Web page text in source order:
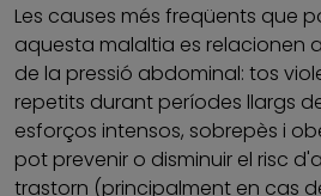
Les causes més freqüents que
aquesta malaltia es relacionen
de la pressió abdominal: tos
repetits durant períodes llargs
esforços intensos, sobrepès i
pot prevenir o disminuir el risc
trastorn (principalment en cas